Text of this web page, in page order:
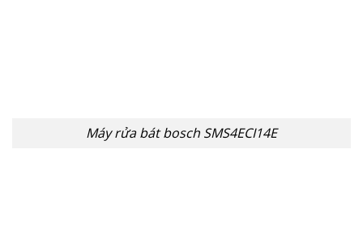
Máy rửa bát bosch SMS4ECI14E